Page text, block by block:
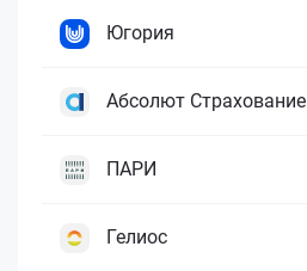
Югория
Абсолют Страхование
ПАРИ
Гелиос